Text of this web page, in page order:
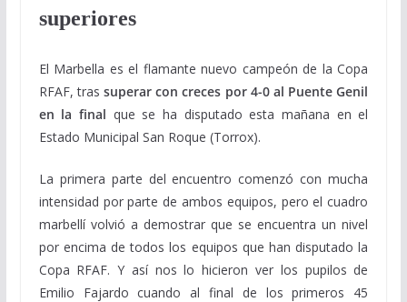
superiores
El Marbella es el flamante nuevo campeón de la Copa
RFAF, tras superar con creces por 4-0 al Puente Genil
en la final que se ha disputado esta mañana en el
Estado Municipal San Roque (Torrox).
La primera parte del encuentro comenzó con mucha
intensidad por parte de ambos equipos, pero el cuadro
marbellí volvió a demostrar que se encuentra un nivel
por encima de todos los equipos que han disputado la
Copa RFAF. Y así nos lo hicieron ver los pupilos de
Emilio Fajardo cuando al final de los primeros 45